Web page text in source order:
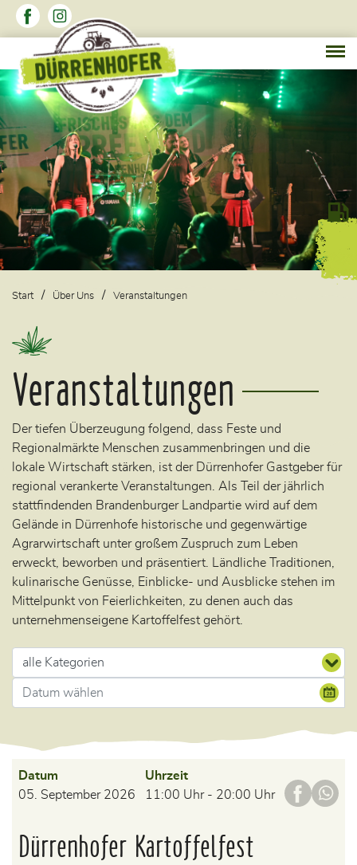
Start Über Uns Veranstaltungen
Veranstaltungen
Der tiefen Überzeugung folgend, dass Feste und
Regionalmärkte Menschen zusammenbringen und die
lokale Wirtschaft stärken, ist der Dürrenhofer Gastgeber für
regional verankerte Veranstaltungen. Als Teil der jährlich
stattfindenden Brandenburger Landpartie wird auf dem
Gelände in Dürrenhofe historische und gegenwärtige
Agrarwirtschaft unter großem Zuspruch zum Leben
erweckt, beworben und präsentiert. Ländliche Traditionen,
kulinarische Genüsse, Einblicke- und Ausblicke stehen im
Mittelpunkt von Feierlichkeiten, zu denen auch das
unternehmenseigene Kartoffelfest gehört.
Datum
05. September 2026
Uhrzeit
11:00 Uhr - 20:00 Uhr
Dürrenhofer Kartoffelfest